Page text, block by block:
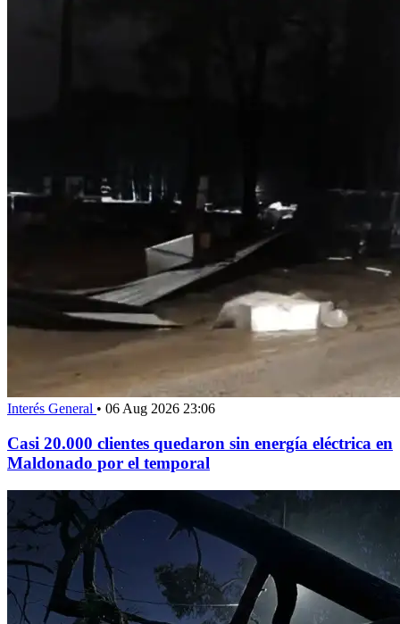
Interés General • 06 Aug 2026 23:06
Casi 20.000 clientes quedaron sin energía eléctrica en
Maldonado por el temporal